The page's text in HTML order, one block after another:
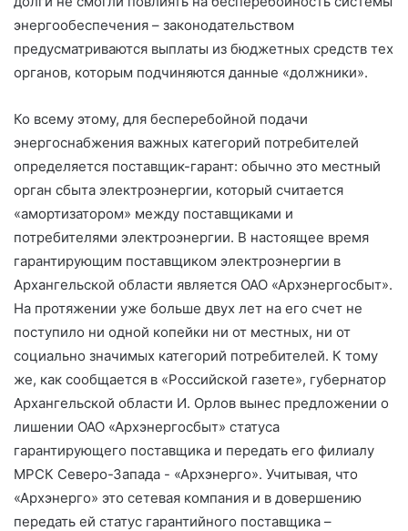
энергообеспечения – законодательством
предусматриваются выплаты из бюджетных средств тех
органов, которым подчиняются данные «должники».
Ко всему этому, для бесперебойной подачи
энергоснабжения важных категорий потребителей
определяется поставщик-гарант: обычно это местный
орган сбыта электроэнергии, который считается
«амортизатором» между поставщиками и
потребителями электроэнергии. В настоящее время
гарантирующим поставщиком электроэнергии в
Архангельской области является ОАО «Архэнергосбыт».
На протяжении уже больше двух лет на его счет не
поступило ни одной копейки ни от местных, ни от
социально значимых категорий потребителей. К тому
же, как сообщается в «Российской газете», губернатор
Архангельской области И. Орлов вынес предложении о
лишении ОАО «Архэнергосбыт» статуса
гарантирующего поставщика и передать его филиалу
МРСК Северо-Запада - «Архэнерго». Учитывая, что
«Архэнерго» это сетевая компания и в довершению
передать ей статус гарантийного поставщика –